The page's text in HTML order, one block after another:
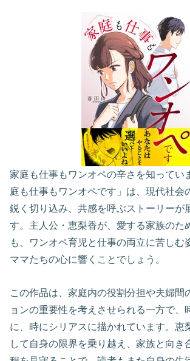
家庭も仕事もワンオペの辛さを知ってい
庭も仕事もワンオペです」は、現代社会
鋭く切り込み、共感を呼ぶストーリーが
す。主人公・恵梨香が、愛する家族のた
も、ワンオペ育児と仕事の両立に苦しむ
ママたちの心に響くことでしょう。
この作品は、家庭内の役割分担や夫婦間
ョンの重要性を考えさせられる一方で、
に、時にシリアスに描かれています。恵
して自身の限界を乗り越え、家族と向き